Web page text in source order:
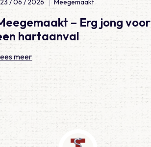
– Erg jong voor
hartaanval
23 / 06 / 2026 Meegemaakt
meer